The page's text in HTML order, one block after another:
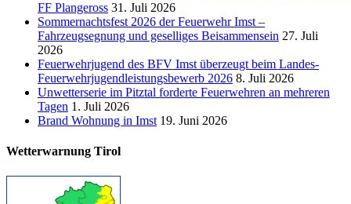
FF Plangeross 31. Juli 2026
Sommernachtsfest 2026 der Feuerwehr Imst –
Fahrzeugsegnung und geselliges Beisammensein 27. Juli
2026
Feuerwehrjugend des BFV Imst überzeugt beim Landes-
Feuerwehrjugendleistungsbewerb 2026 8. Juli 2026
Unwetterserie im Pitztal forderte Feuerwehren an mehreren
Tagen 1. Juli 2026
Brand Wohnung in Imst 19. Juni 2026
Wetterwarnung Tirol